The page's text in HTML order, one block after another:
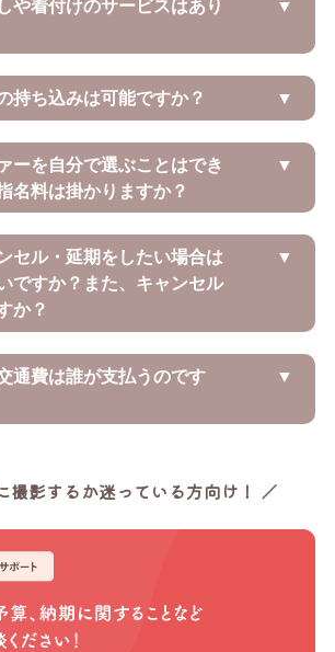
持ち込みは可能ですか？
ーを自分で選ぶことはでき
名料は掛かりますか？
セル・延期をしたい場合は
ですか？また、キャンセル
か？
通費は誰が支払うのです
撮影するか迷っている方向け！ ／